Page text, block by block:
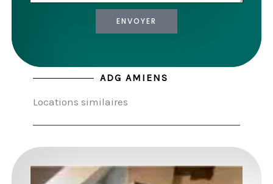
ENVOYER
ADG AMIENS
Locations similaires